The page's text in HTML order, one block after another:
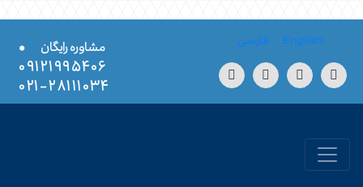
English فارسی مشاوره رایگان
•
۰۹۱۲۱۹۹۵۴۰۶
۲۸۱۱۱۰۳۴-۰۲۱